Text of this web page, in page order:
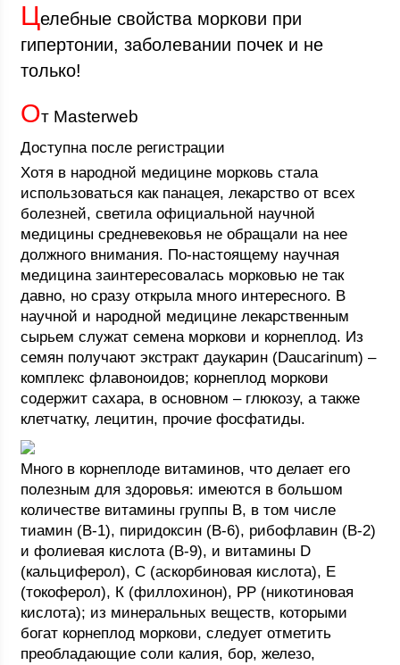
Целебные свойства моркови при
гипертонии, заболевании почек и не
только!
От Masterweb
Доступна после регистрации
Хотя в народной медицине морковь стала
использоваться как панацея, лекарство от всех
болезней, светила официальной научной
медицины средневековья не обращали на нее
должного внимания. По-настоящему научная
медицина заинтересовалась морковью не так
давно, но сразу открыла много интересного. В
научной и народной медицине лекарственным
сырьем служат семена моркови и корнеплод. Из
семян получают экстракт даукарин (Daucarinum) –
комплекс флавоноидов; корнеплод моркови
содержит сахара, в основном – глюкозу, а также
клетчатку, лецитин, прочие фосфатиды.
Много в корнеплоде витаминов, что делает его
полезным для здоровья: имеются в большом
количестве витамины группы В, в том числе
тиамин (В-1), пиридоксин (В-6), рибофлавин (В-2)
и фолиевая кислота (В-9), и витамины D
(кальциферол), С (аскорбиновая кислота), Е
(токоферол), К (филлохинон), РР (никотиновая
кислота); из минеральных веществ, которыми
богат корнеплод моркови, следует отметить
преобладающие соли калия, бор, железо,